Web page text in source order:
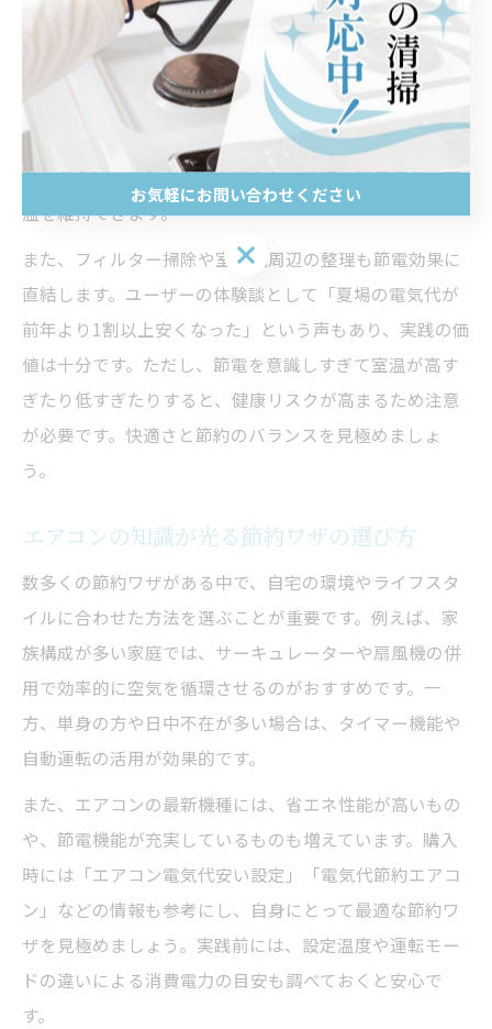
エアコンの効率的な使い方を実践することで、電気代に
は確かな変化が現れます。例えば、設定温度を冷房で28
度、暖房で20度にするだけで、1ヶ月の電気代が数千円
単位で安くなることも珍しくありません。自動運転モー
ドを使えば、無駄な運転を減らし、最適な消費電力で室
温を維持できます。
また、フィルター掃除や室外機周辺の整理も節電効果に
直結します。ユーザーの体験談として「夏場の電気代が
前年より1割以上安くなった」という声もあり、実践の価
値は十分です。ただし、節電を意識しすぎて室温が高す
ぎたり低すぎたりすると、健康リスクが高まるため注意
が必要です。快適さと節約のバランスを見極めましょ
う。
エアコンの知識が光る節約ワザの選び方
数多くの節約ワザがある中で、自宅の環境やライフスタ
イルに合わせた方法を選ぶことが重要です。例えば、家
族構成が多い家庭では、サーキュレーターや扇風機の併
用で効率的に空気を循環させるのがおすすめです。一
方、単身の方や日中不在が多い場合は、タイマー機能や
自動運転の活用が効果的です。
また、エアコンの最新機種には、省エネ性能が高いもの
や、節電機能が充実しているものも増えています。購入
時には「エアコン電気代安い設定」「電気代節約エアコ
ン」などの情報も参考にし、自身にとって最適な節約ワ
ザを見極めましょう。実践前には、設定温度や運転モー
ドの違いによる消費電力の目安も調べておくと安心で
す。
お気軽にお問い合わせください
お気軽にお問い合わせください